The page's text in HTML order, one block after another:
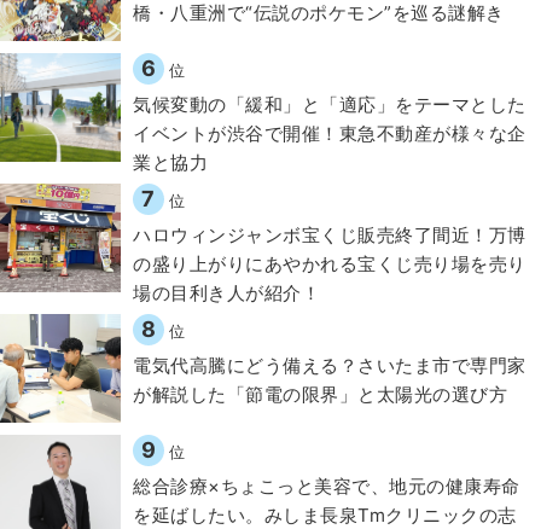
橋・八重洲で“伝説のポケモン”を巡る謎解き
6 位
気候変動の「緩和」と「適応」をテーマとした
イベントが渋谷で開催！東急不動産が様々な企
業と協力
7 位
ハロウィンジャンボ宝くじ販売終了間近！万博
の盛り上がりにあやかれる宝くじ売り場を売り
場の目利き人が紹介！
8 位
電気代高騰にどう備える？さいたま市で専門家
が解説した「節電の限界」と太陽光の選び方
9 位
総合診療×ちょこっと美容で、地元の健康寿命
を延ばしたい。みしま長泉Tmクリニックの志